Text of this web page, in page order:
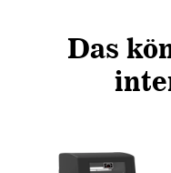
Das